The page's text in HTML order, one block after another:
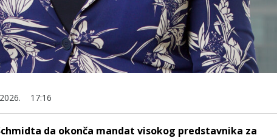
17:16
da okonča mandat visokog predstavnika za